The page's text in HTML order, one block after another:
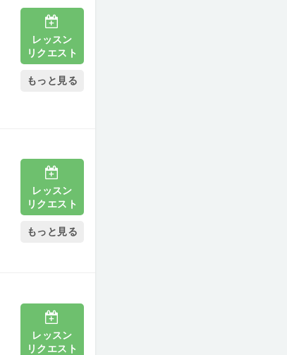
レッスン
リクエスト
もっと見る
レッスン
リクエスト
もっと見る
レッスン
リクエスト